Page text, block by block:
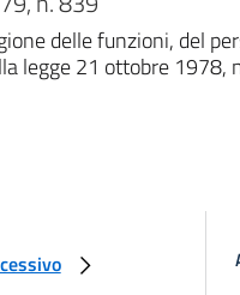
delle funzioni, del
legge 21 ottobre 1978,